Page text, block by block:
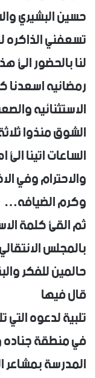
حسين البشيري
تسعفني الذاكره
لنا بالحضور
رمضانيه
الاستثنائيه
الشوق منذوا
الساعات اتينا
والاحترام وفي
وكرم الضيافه…
ثم القئ كلمة
بالمجلس
حالمين للفكر
قال فيها
تلبية لدعوه
في منطقة جناده
المدرسة